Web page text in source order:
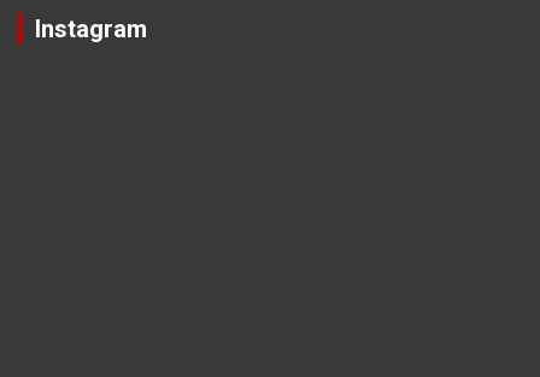
Instagram